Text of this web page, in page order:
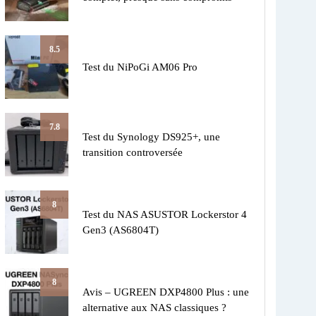
8.5
Test du NiPoGi AM06 Pro
7.8
Test du Synology DS925+, une
transition controversée
8
Test du NAS ASUSTOR Lockerstor 4
Gen3 (AS6804T)
8
Avis – UGREEN DXP4800 Plus : une
alternative aux NAS classiques ?